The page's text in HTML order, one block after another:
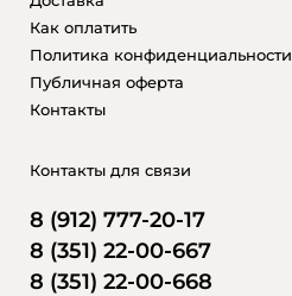
Как оплатить
Политика конфиденциальности
Публичная оферта
Контакты
Контакты для связи
8 (912) 777-20-17
8 (351) 22-00-667
8 (351) 22-00-668